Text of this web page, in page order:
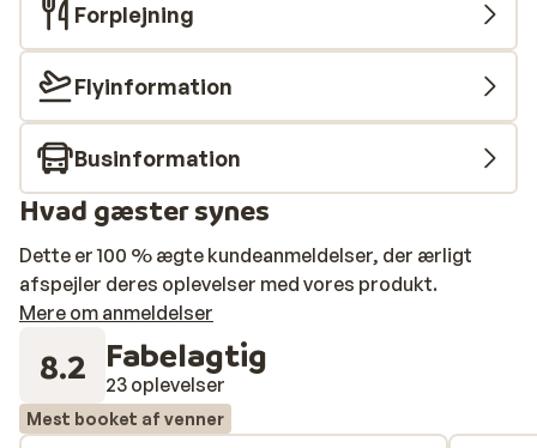
Forplejning
Flyinformation
Businformation
Hvad gæster synes
Dette er 100 % ægte kundeanmeldelser, der ærligt
afspejler deres oplevelser med vores produkt.
Mere om anmeldelser
8.2 Fabelagtig
23 oplevelser
Mest booket af venner